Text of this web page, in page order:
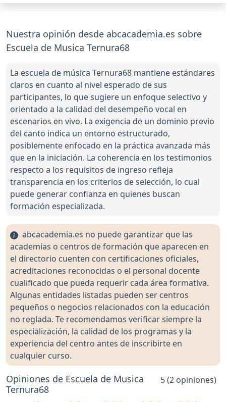
Nuestra opinión desde abcacademia.es sobre
Escuela de Musica Ternura68
La escuela de música Ternura68 mantiene estándares
claros en cuanto al nivel esperado de sus
participantes, lo que sugiere un enfoque selectivo y
orientado a la calidad del desempeño vocal en
escenarios en vivo. La exigencia de un dominio previo
del canto indica un entorno estructurado,
posiblemente enfocado en la práctica avanzada más
que en la iniciación. La coherencia en los testimonios
respecto a los requisitos de ingreso refleja
transparencia en los criterios de selección, lo cual
puede generar confianza en quienes buscan
formación especializada.
abcacademia.es no puede garantizar que las
academias o centros de formación que aparecen en
el directorio cuenten con certificaciones oficiales,
acreditaciones reconocidas o el personal docente
cualificado que pueda requerir cada área formativa.
Algunas entidades listadas pueden ser centros
pequeños o negocios relacionados con la educación
no reglada. Te recomendamos verificar siempre la
especialización, la calidad de los programas y la
experiencia del centro antes de inscribirte en
cualquier curso.
Opiniones de Escuela de Musica
Ternura68
5 (2 opiniones)